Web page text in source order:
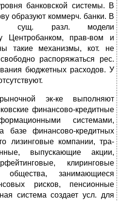
банковской системы. В
обра­зуют коммерч. банки. В
сущ. разл. модели
Центробанком, прав-вом и
такие механизмы, кот. не
распоряжаться рес.
бюджетных рас­ходов. У
эк-ке выполняют
финансово-кредитные
системами,
базе финансово-кредитных
лизинговые компании, тра­
выпускающие акции,
клиринговые
общества, занимающиеся
рисков, пенсионные
система создает усл. для